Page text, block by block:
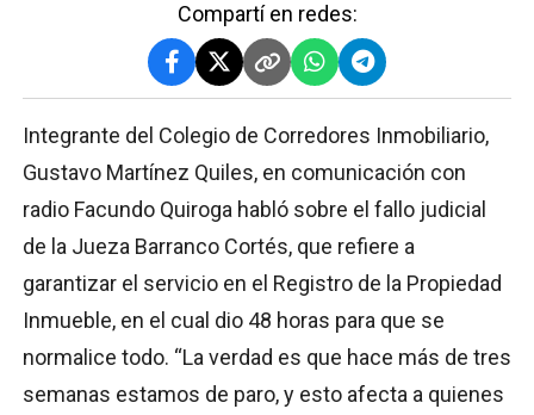
Compartí en redes:
Integrante del Colegio de Corredores Inmobiliario,
Gustavo Martínez Quiles, en comunicación con
radio Facundo Quiroga habló sobre el fallo judicial
de la Jueza Barranco Cortés, que refiere a
garantizar el servicio en el Registro de la Propiedad
Inmueble, en el cual dio 48 horas para que se
normalice todo. “La verdad es que hace más de tres
semanas estamos de paro, y esto afecta a quienes